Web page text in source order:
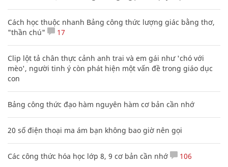
Cách học thuộc nhanh Bảng công thức lượng giác bằng thơ,
"thần chú"
17
Clip lột tả chân thực cảnh anh trai và em gái như 'chó với
mèo', người tinh ý còn phát hiện một vấn đề trong giáo dục
con
Bảng công thức đạo hàm nguyên hàm cơ bản cần nhớ
20 số điện thoại ma ám bạn không bao giờ nên gọi
Các công thức hóa học lớp 8, 9 cơ bản cần nhớ 106